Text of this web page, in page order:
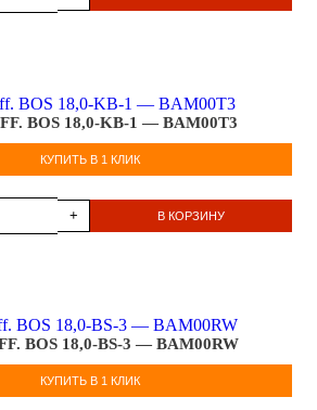
BOS 18,0-KB-1 — BAM00T3
КУПИТЬ В 1 КЛИК
+ В КОРЗИНУ
BOS 18,0-BS-3 — BAM00RW
КУПИТЬ В 1 КЛИК